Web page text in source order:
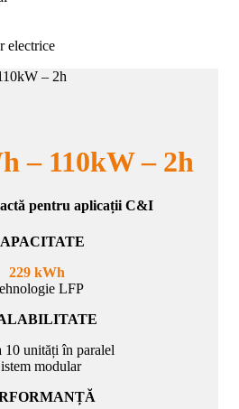
electrice
– 110kW – 2h
pentru aplicații C&I
229 kWh
LFP
10 unități în paralel
modular